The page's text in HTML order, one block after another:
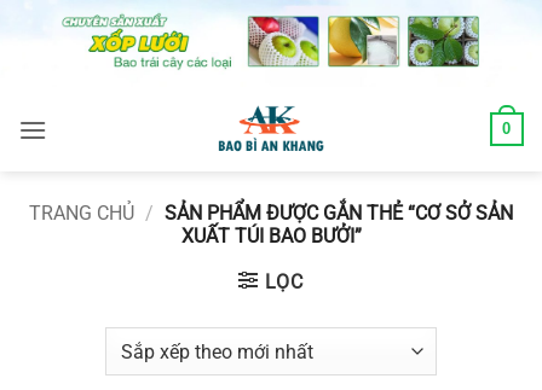
0
TRANG CHỦ / SẢN PHẨM ĐƯỢC GẮN THẺ “CƠ SỞ SẢN
XUẤT TÚI BAO BƯỞI”
LỌC